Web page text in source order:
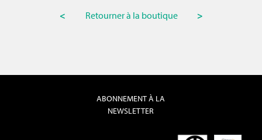
<
Retourner à la boutique >
ABONNEMENT À LA
NEWSLETTER